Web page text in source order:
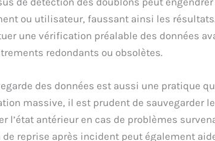
ou utilisateur, faussant ainsi les
une vérification préalable des données
redondants ou obsolètes.
des données est aussi une pratique
massive, il est prudent de sauvegarder
l’état antérieur en cas de problèmes
de reprise après incident peut également